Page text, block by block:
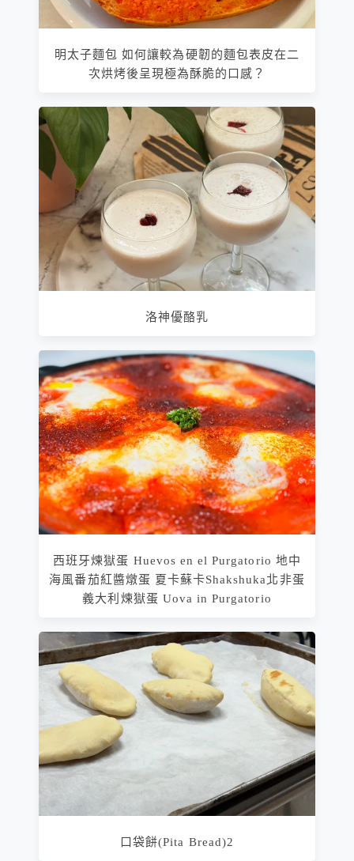
明太子麵包 如何讓較為硬韌的麵包表皮在二
次烘烤後呈現極為酥脆的口感？
洛神優酪乳
西班牙煉獄蛋 Huevos en el Purgatorio 地中
海風番茄紅醬燉蛋 夏卡蘇卡Shakshuka北非蛋
義大利煉獄蛋 Uova in Purgatorio
口袋餅(Pita Bread)2